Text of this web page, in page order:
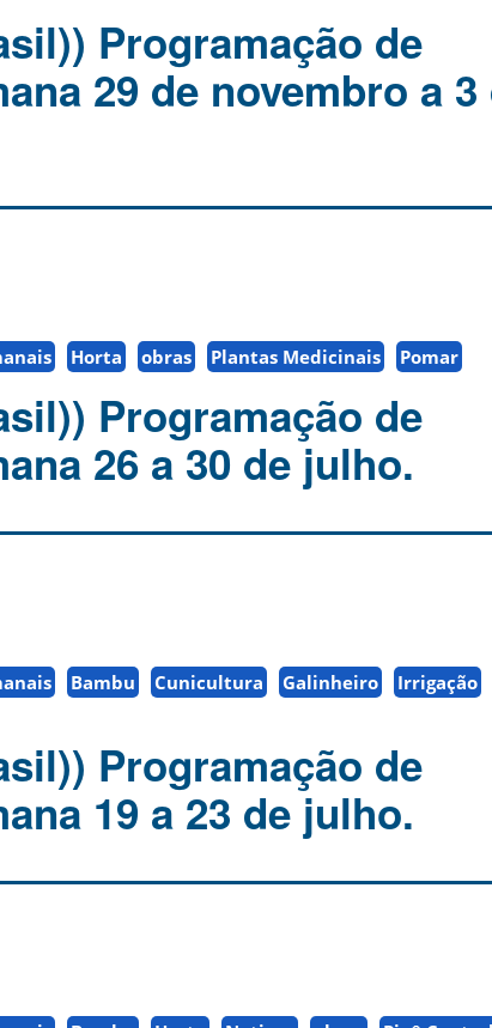
Programação de
29 de novembro a 3
Horta obras Plantas Medicinais Pomar
Programação de
26 a 30 de julho.
Bambu Cunicultura Galinheiro Irrigação
Programação de
19 a 23 de julho.